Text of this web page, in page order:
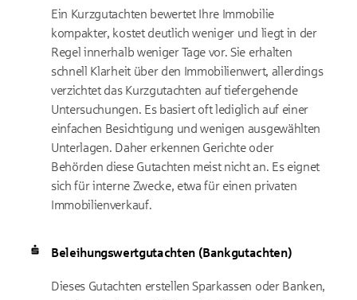
Ein Kurzgutachten bewertet Ihre Immobilie
kompakter, kostet deutlich weniger und liegt in der
Regel innerhalb weniger Tage vor. Sie erhalten
schnell Klarheit über den Immobilienwert, allerdings
verzichtet das Kurzgutachten auf tiefergehende
Untersuchungen. Es basiert oft lediglich auf einer
einfachen Besichtigung und wenigen ausgewählten
Unterlagen. Daher erkennen Gerichte oder
Behörden diese Gutachten meist nicht an. Es eignet
sich für interne Zwecke, etwa für einen privaten
Immobilienverkauf.
Beleihungswertgutachten (Bankgutachten)
Dieses Gutachten erstellen Sparkassen oder Banken,